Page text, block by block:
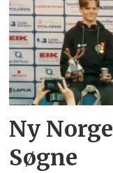
Ny
Søgne